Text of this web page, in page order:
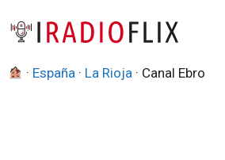
· España · La Rioja · Canal Ebro